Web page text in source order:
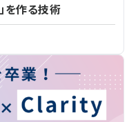
を作る技術